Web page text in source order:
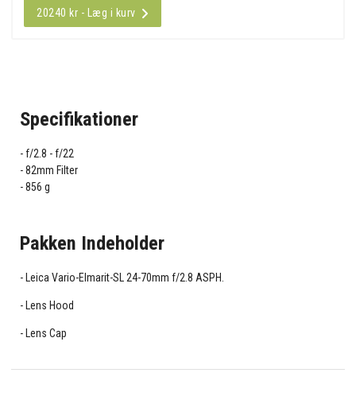
20240 kr - Læg i kurv
Specifikationer
f/2.8 - f/22
82mm Filter
856 g
Pakken Indeholder
Leica Vario-Elmarit-SL 24-70mm f/2.8 ASPH.
Lens Hood
Lens Cap